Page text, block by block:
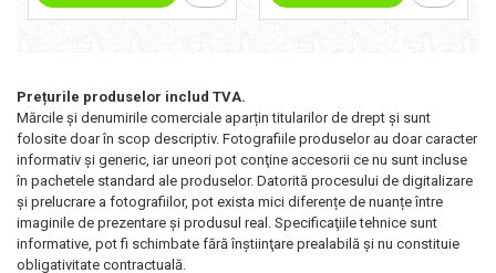
Prețurile produselor includ TVA.
Mărcile și denumirile comerciale aparțin titularilor de drept şi sunt
folosite doar în scop descriptiv. Fotografiile produselor au doar caracter
informativ şi generic, iar uneori pot conţine accesorii ce nu sunt incluse
în pachetele standard ale produselor. Datorită procesului de digitalizare
și prelucrare a fotografiilor, pot exista mici diferențe de nuanțe între
imaginile de prezentare și produsul real. Specificaţiile tehnice sunt
informative, pot fi schimbate fără înştiinţare prealabilă şi nu constituie
obligativitate contractuală.